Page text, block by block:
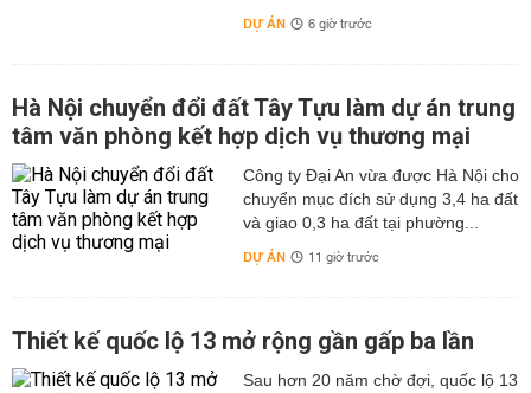
DỰ ÁN 6 giờ trước
Hà Nội chuyển đổi đất Tây Tựu làm dự án trung
tâm văn phòng kết hợp dịch vụ thương mại
Công ty Đại An vừa được Hà Nội cho
chuyển mục đích sử dụng 3,4 ha đất
và giao 0,3 ha đất tại phường...
DỰ ÁN 11 giờ trước
Thiết kế quốc lộ 13 mở rộng gần gấp ba lần
Sau hơn 20 năm chờ đợi, quốc lộ 13